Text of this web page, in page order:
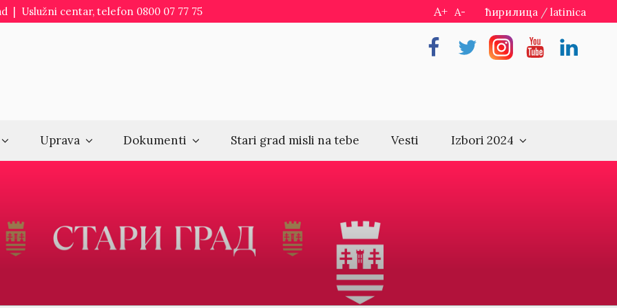
| Uslužni centar, telefon 0800 07 77 75 A+ A- ћирилица / latinica
FacebookTwitterInstragramYoutubeLinkedin
Uprava Dokumenti Stari grad misli na tebe Vesti Izbori 2024